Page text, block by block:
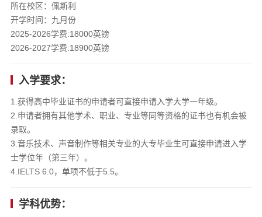
所在校区：佩斯利
开学时间：九月份
2025-2026学费:18000英镑
2026-2027学费:18900英镑
入学要求：
1.获得高中毕业证书的申请者可直接申请入学大学一年级。
2.申请者拥有其他学术、职业、专业等同等资格的证书也有机会被
录取。
3.音乐技术、声音制作等相关专业的大专毕业生可直接申请进入学
士学位年（第三年）。
4.IELTS 6.0，单项不低于5.5。
学科优势：